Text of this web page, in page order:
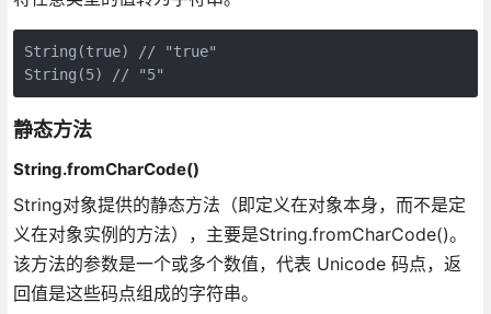
String(true) // "true"
静态方法
String.fromCharCode()
String对象提供的静态方法（即定义在对象本身，而不是定
义在对象实例的方法），主要是String.fromCharCode()。
该方法的参数是一个或多个数值，代表 Unicode 码点，返
回值是这些码点组成的字符串。